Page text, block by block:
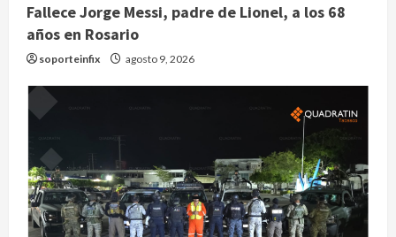
Fallece Jorge Messi, padre de Lionel, a los 68
años en Rosario
soporteinfix agosto 9, 2026